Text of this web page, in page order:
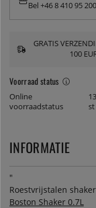
Voorraad status
Online
voorraadstatus
13
st
Bel +46 8 410 95 200
GRATIS
100
INFORMATIE
"
Roestvrijstalen
Boston Shaker 0.7L